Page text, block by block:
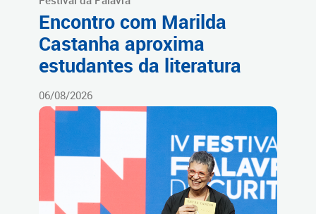
Encontro com Marilda
Castanha aproxima
estudantes da literatura
06/08/2026